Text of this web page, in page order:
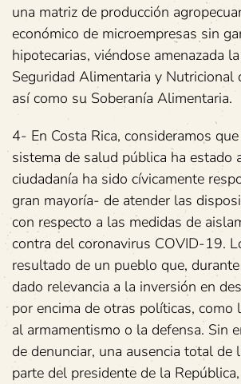
una matriz de producción
económico de microempresas sin
hipotecarias, viéndose amenazada
Seguridad Alimentaria y Nutricional
así como su Soberanía Alimentaria.
4- En Costa Rica, consideramos
sistema de salud pública ha estado
ciudadanía ha sido cívicamente
gran mayoría- de atender las
con respecto a las medidas de
contra del coronavirus COVID-19.
resultado de un pueblo que,
dado relevancia a la inversión en
por encima de otras políticas, como
al armamentismo o la defensa. Sin
de denunciar, una ausencia total de
parte del presidente de la